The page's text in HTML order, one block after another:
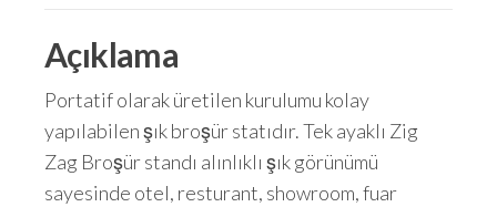
Açıklama
Portatif olarak üretilen kurulumu kolay
yapılabilen şık broşür statıdır. Tek ayaklı Zig
Zag Broşür standı alınlıklı şık görünümü
sayesinde otel, resturant, showroom, fuar